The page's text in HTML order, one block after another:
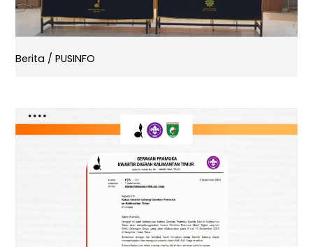
Berita /PUSINFO